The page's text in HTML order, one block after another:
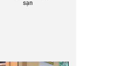
sạn